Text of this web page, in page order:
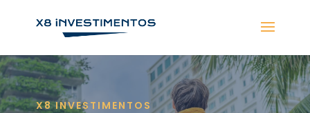
X8 INVESTIMENTOS